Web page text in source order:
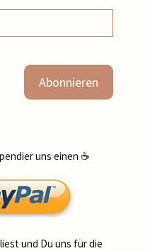
uns einen ☕
und Du uns für die